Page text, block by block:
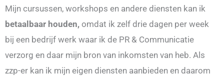
Mijn cursussen, workshops en andere diensten kan ik
betaalbaar houden, omdat ik zelf drie dagen per week
bij een bedrijf werk waar ik de PR & Communicatie
verzorg en daar mijn bron van inkomsten van heb. Als
zzp-er kan ik mijn eigen diensten aanbieden en daarom